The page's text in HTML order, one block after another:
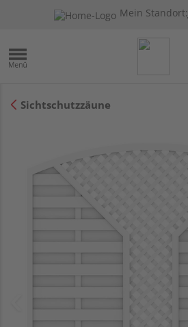
Mein Standort:
Sichtschutzzäune